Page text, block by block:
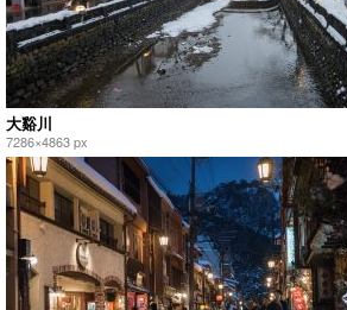
大谿川
7286×4863 px